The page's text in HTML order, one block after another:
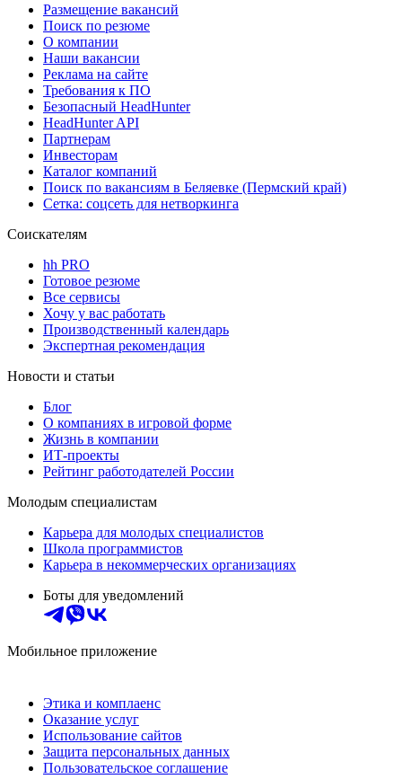
Размещение вакансий
Поиск по резюме
О компании
Наши вакансии
Реклама на сайте
Требования к ПО
Безопасный HeadHunter
HeadHunter API
Партнерам
Инвесторам
Каталог компаний
Поиск по вакансиям в Беляевке (Пермский край)
Сетка: соцсеть для нетворкинга
Соискателям
hh PRO
Готовое резюме
Все сервисы
Хочу у вас работать
Производственный календарь
Экспертная рекомендация
Новости и статьи
Блог
О компаниях в игровой форме
Жизнь в компании
ИТ-проекты
Рейтинг работодателей России
Молодым специалистам
Карьера для молодых специалистов
Школа программистов
Карьера в некоммерческих организациях
Боты для уведомлений
Мобильное приложение
Этика и комплаенс
Оказание услуг
Использование сайтов
Защита персональных данных
Пользовательское соглашение